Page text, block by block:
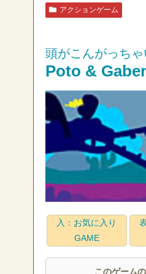
アクションゲーム
頭がこんがっち
Poto &
入：お気に入り
GAME
このゲーム